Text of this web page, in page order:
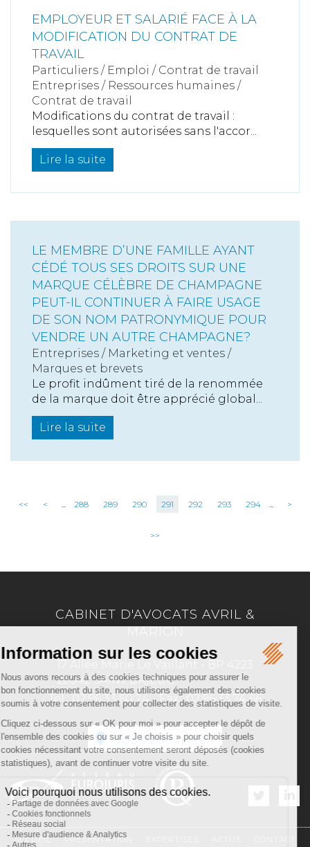
EMPLOYEUR ET SALARIÉ FACE À LA
MODIFICATION DU CONTRAT DE
TRAVAIL
Particuliers / Emploi / Contrat de travail
Entreprises / Ressources humaines /
Contrat de travail
Modifications du contrat de travail :
lesquelles sont autorisées sans l'accor...
Lire la suite
LE MEMBRE D’UNE FAMILLE AYANT
CÉDÉ TOUS SES DROITS SUR UNE
MARQUE CÉLÈBRE DE CHAMPAGNE
PEUT-IL CONTINUER À FAIRE USAGE
DE SON NOM PATRONYMIQUE POUR
VENDRE UN AUTRE CHAMPAGNE?
Entreprises / Marketing et ventes /
Marques et brevets
Le profit indûment tiré de la renommée
de la marque doit être apprécié global...
Lire la suite
<< < ... 288 289 290 291 292 293 294 ... >
>>
CABINET D'AVOCATS AVRIL &
22042 SAINT BRIEUC
Tél :02 96 33 60 24-Fax :02 96 33 74 66
NOUS LOCALISER
ACCUEIL PRÉSENTATION